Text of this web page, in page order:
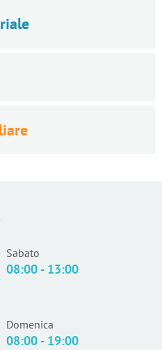
Sabato
08:00 - 13:00
Domenica
08:00 - 19:00